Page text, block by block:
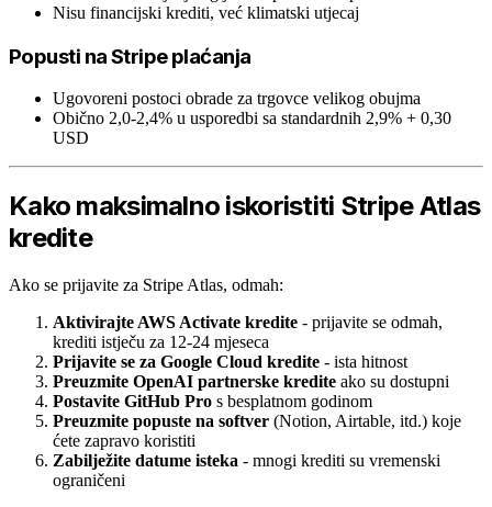
Nisu financijski krediti, već klimatski utjecaj
Popusti na Stripe plaćanja
Ugovoreni postoci obrade za trgovce velikog obujma
Obično 2,0-2,4% u usporedbi sa standardnih 2,9% + 0,30
USD
Kako maksimalno iskoristiti Stripe Atlas
kredite
Ako se prijavite za Stripe Atlas, odmah:
Aktivirajte AWS Activate kredite - prijavite se odmah,
krediti istječu za 12-24 mjeseca
Prijavite se za Google Cloud kredite - ista hitnost
Preuzmite OpenAI partnerske kredite ako su dostupni
Postavite GitHub Pro s besplatnom godinom
Preuzmite popuste na softver (Notion, Airtable, itd.) koje
ćete zapravo koristiti
Zabilježite datume isteka - mnogi krediti su vremenski
ograničeni